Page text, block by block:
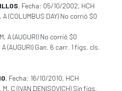
, Fecha: 05/10/2002, HCH
A (COLUMBUS DAY) No corrió $0
A (AUGURI) No corrió $0
A (AUGURI) Gan. 6 carr. 1 figs. cls.
, Fecha: 16/10/2010, HCH
, M, C (IVAN DENISOVICH) Sin figs.